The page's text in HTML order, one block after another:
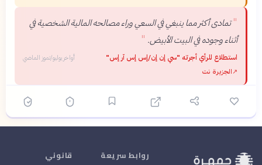
" تمادى أكثر مما ينبغي في السعي وراء مصالحه المالية الشخصية في
أثناء وجوده في البيت الأبيض. "
استطلاع للرأي أجرته "سي إن إن/إس إس آر إس" أواخر يوليو/تموز الماضي
↗الجزيرة نت
روابط سريعة قانوني